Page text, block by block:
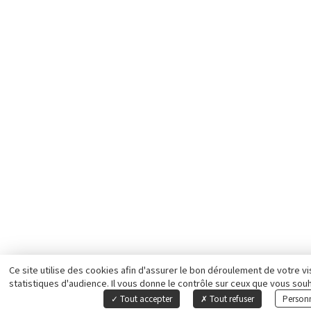
Ce site utilise des cookies afin d'assurer le bon déroulement de votre
statistiques d'audience. Il vous donne le contrôle sur ceux que vous
Tout accepter Tout refuser